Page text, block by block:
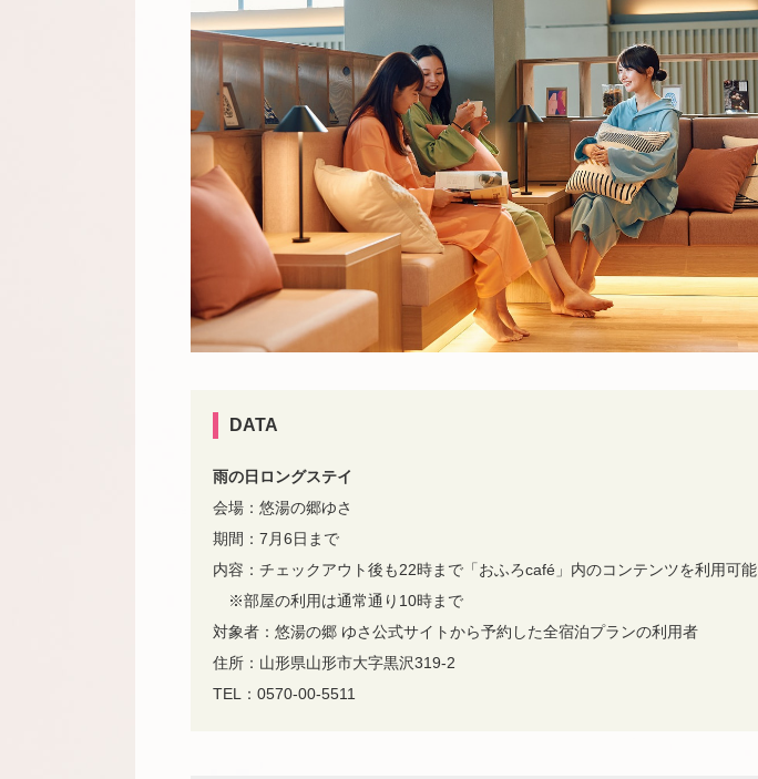
DATA
雨の日ロングステイ
会場：悠湯の郷ゆさ
期間：7月6日まで
内容：チェックアウト後も22時まで「おふろcafé」内のコンテンツを利用可能
※部屋の利用は通常通り10時まで
対象者：悠湯の郷 ゆさ公式サイトから予約した全宿泊プランの利用者
住所：山形県山形市大字黒沢319-2
TEL：0570-00-5511